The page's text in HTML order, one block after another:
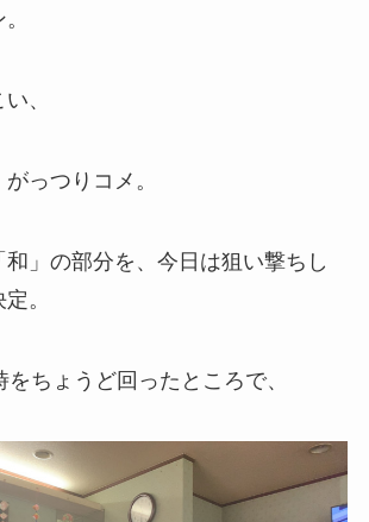
、
っつりコメ。
」の部分を、今日は狙い撃ちし
。
ちょうど回ったところで、